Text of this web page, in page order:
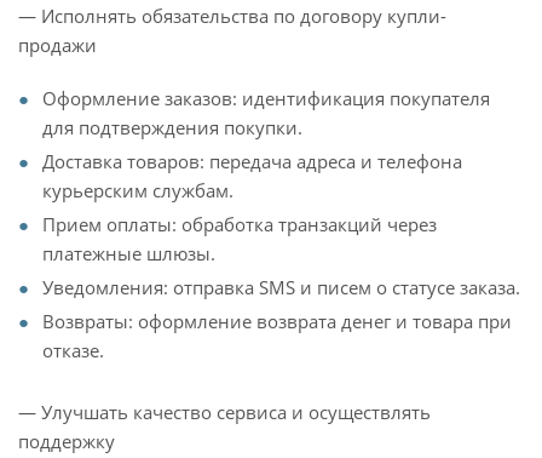
— Исполнять обязательства по договору купли-
продажи
Оформление заказов: идентификация покупателя
для подтверждения покупки.
Доставка товаров: передача адреса и телефона
курьерским службам.
Прием оплаты: обработка транзакций через
платежные шлюзы.
Уведомления: отправка SMS и писем о статусе заказа.
Возвраты: оформление возврата денег и товара при
отказе.
— Улучшать качество сервиса и осуществлять
поддержку